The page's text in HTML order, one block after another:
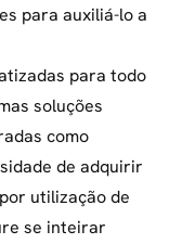
para auxiliá-lo a
para todo
soluções
como
de adquirir
utilização de
se inteirar